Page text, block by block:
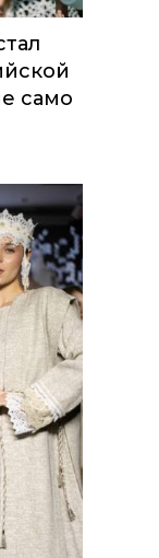
само